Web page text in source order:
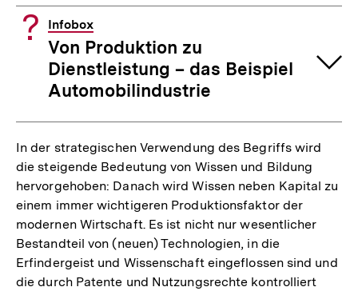
Infobox
Von Produktion zu
Dienstleistung – das Beispiel
Automobilindustrie
In der strategischen Verwendung des Begriffs wird
die steigende Bedeutung von Wissen und Bildung
hervorgehoben: Danach wird Wissen neben Kapital zu
einem immer wichtigeren Produktionsfaktor der
modernen Wirtschaft. Es ist nicht nur wesentlicher
Bestandteil von (neuen) Technologien, in die
Erfindergeist und Wissenschaft eingeflossen sind und
die durch Patente und Nutzungsrechte kontrolliert